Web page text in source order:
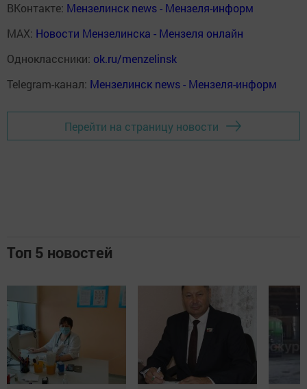
ВКонтакте: Мензелинск news - Мензеля-информ
MAX: Новости Мензелинска - Мензеля онлайн
Одноклассники: ok.ru/menzelinsk
Telegram-канал: Мензелинск news - Мензеля-информ
Перейти на страницу новости
Топ 5 новостей